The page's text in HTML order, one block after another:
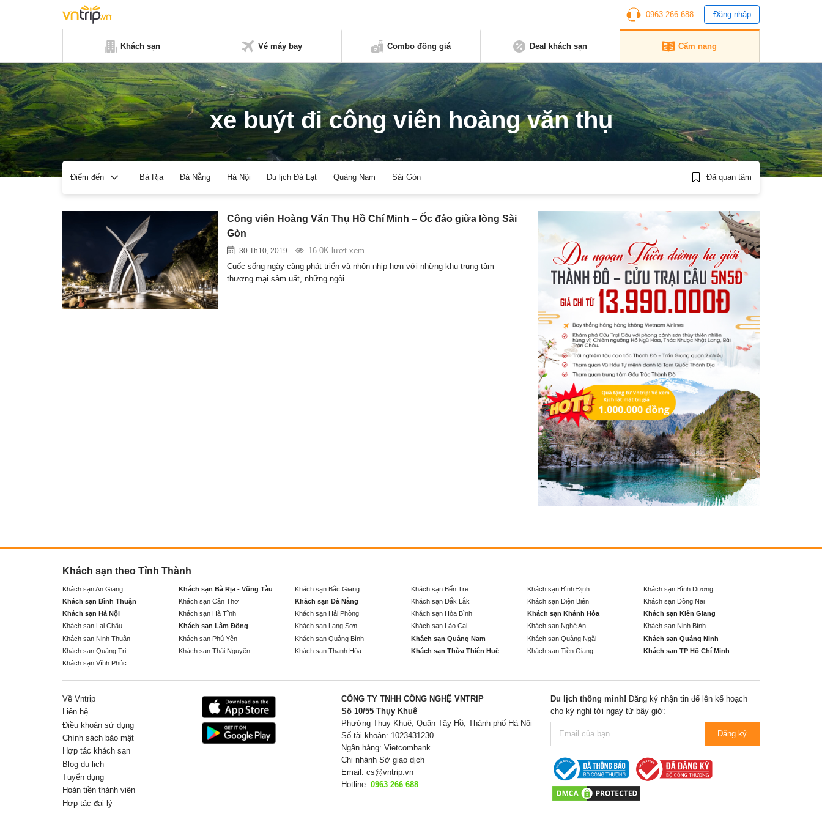
0963 266 688 Đăng nhập
Khách sạn Vé máy bay Combo đồng giá Deal khách sạn Cẩm nang
xe buýt đi công viên hoàng văn thụ
Điểm đến Bà Rịa Đà Nẵng Hà Nội Du lịch Đà Lạt Quảng Nam Sài Gòn Đã quan tâm
Công viên Hoàng Văn Thụ Hồ Chí Minh – Ốc đảo giữa lòng Sài
Gòn
30 Th10, 2019
16.0K lượt xem
Cuốc sống ngày càng phát triển và nhộn nhịp hơn với những khu trung tâm
thương mại sầm uất, những ngôi…
Khách sạn theo Tỉnh Thành
Khách sạn An Giang Khách sạn Bà Rịa - Vũng Tàu Khách sạn Bắc Giang Khách sạn Bến Tre Khách sạn Bình Định
Khách sạn Bình Dương
Khách sạn Bình Thuận
Khách sạn Cần Thơ Khách sạn Đà Nẵng Khách sạn Đắk Lắk Khách sạn Điện Biên
Khách sạn Đồng Nai
Khách sạn Hà Nội
Khách sạn Hà Tĩnh Khách sạn Hải Phòng Khách sạn Hòa Bình Khách sạn Khánh Hòa
Khách sạn Kiên Giang
Khách sạn Lai Châu
Khách sạn Lâm Đồng Khách sạn Lạng Sơn Khách sạn Lào Cai Khách sạn Nghệ An
Khách sạn Ninh Bình
Khách sạn Ninh Thuận
Khách sạn Phú Yên Khách sạn Quảng Bình Khách sạn Quảng Nam Khách sạn Quảng Ngãi
Khách sạn Quảng Ninh
Khách sạn Quảng Trị
Khách sạn Thái Nguyên Khách sạn Thanh Hóa Khách sạn Thừa Thiên Huế Khách sạn Tiền Giang
Khách sạn TP Hồ Chí Minh
Khách sạn Vĩnh Phúc
Về Vntrip
Liên hệ
Điều khoản sử dụng
Chính sách bảo mật
Hợp tác khách sạn
Blog du lịch
Tuyển dụng
Hoàn tiền thành viên
Hợp tác đại lý
CÔNG TY TNHH CÔNG NGHỆ VNTRIP
Số 10/55 Thụy Khuê
Phường Thuỵ Khuê, Quận Tây Hồ, Thành phố Hà Nội
Số tài khoản: 1023431230
Ngân hàng: Vietcombank
Chi nhánh Sở giao dịch
Email: cs@vntrip.vn
Hotline: 0963 266 688
Du lịch thông minh! Đăng ký nhận tin để lên kế hoạch
cho kỳ nghỉ tới ngay từ bây giờ:
Đăng ký